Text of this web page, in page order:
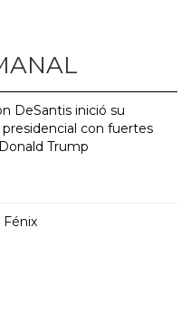
DeSantis inició su
con fuertes
Trump